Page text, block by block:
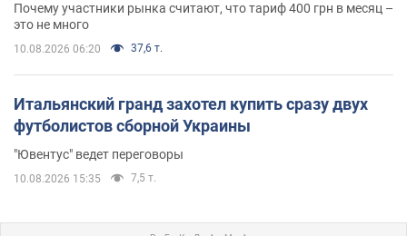
Почему участники рынка считают, что тариф 400 грн в месяц –
это не много
10.08.2026 06:20 37,6 т.
Итальянский гранд захотел купить сразу двух
футболистов сборной Украины
"Ювентус" ведет переговоры
10.08.2026 15:35 7,5 т.